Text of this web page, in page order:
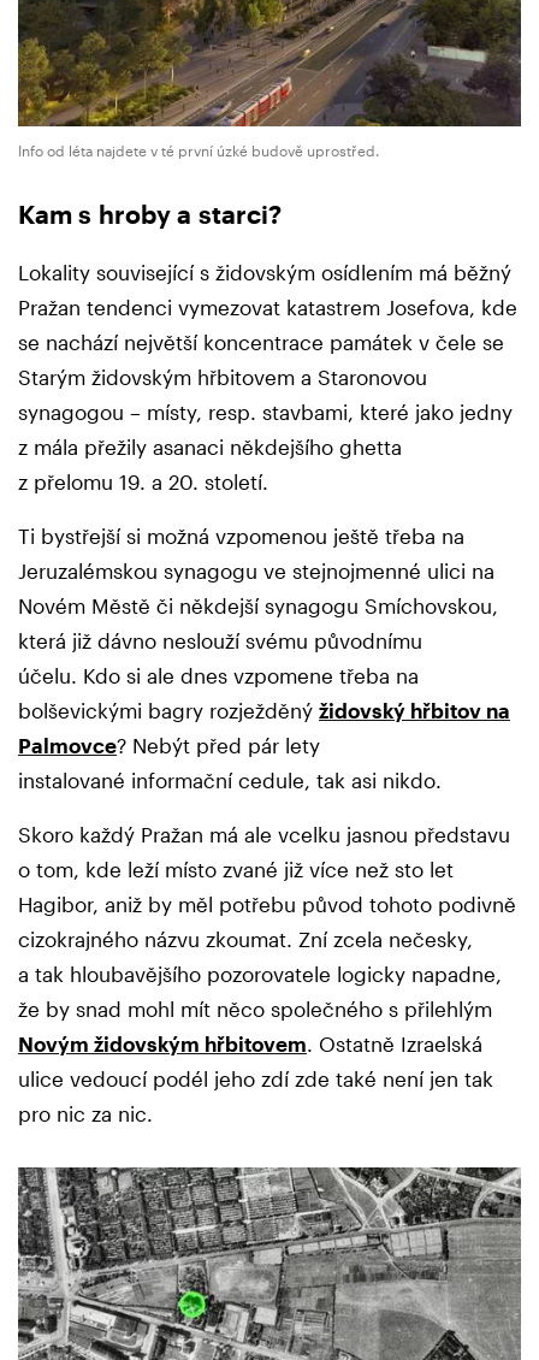
Info od léta najdete v té první úzké budově uprostřed.
Kam s hroby a starci?
Lokality související s židovským osídlením má běžný
Pražan tendenci vymezovat katastrem Josefova, kde
se nachází největší koncentrace památek v čele se
Starým židovským hřbitovem a Staronovou
synagogou – místy, resp. stavbami, které jako jedny
z mála přežily asanaci někdejšího ghetta
z přelomu 19. a 20. století.
Ti bystřejší si možná vzpomenou ještě třeba na
Jeruzalémskou synagogu ve stejnojmenné ulici na
Novém Městě či někdejší synagogu Smíchovskou,
která již dávno neslouží svému původnímu
účelu. Kdo si ale dnes vzpomene třeba na
bolševickými bagry rozježděný židovský hřbitov na
Palmovce? Nebýt před pár lety
instalované informační cedule, tak asi nikdo.
Skoro každý Pražan má ale vcelku jasnou představu
o tom, kde leží místo zvané již více než sto let
Hagibor, aniž by měl potřebu původ tohoto podivně
cizokrajného názvu zkoumat. Zní zcela nečesky,
a tak hloubavějšího pozorovatele logicky napadne,
že by snad mohl mít něco společného s přilehlým
Novým židovským hřbitovem. Ostatně Izraelská
ulice vedoucí podél jeho zdí zde také není jen tak
pro nic za nic.